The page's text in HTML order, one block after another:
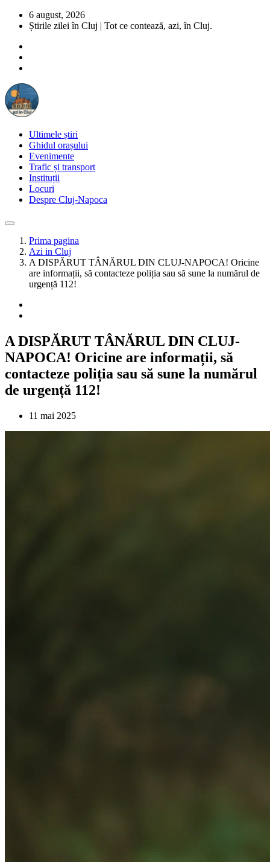
6 august, 2026
Știrile zilei în Cluj | Tot ce contează, azi, în Cluj.
Ultimele știri
Ghidul orașului
Evenimente
Trafic și transport
Instituții
Locuri
Despre Cluj-Napoca
Prima pagina
Azi in Cluj
A DISPĂRUT TÂNĂRUL DIN CLUJ-NAPOCA! Oricine
are informații, să contacteze poliția sau să sune la numărul de
urgență 112!
A DISPĂRUT TÂNĂRUL DIN CLUJ-
NAPOCA! Oricine are informații, să
contacteze poliția sau să sune la numărul
de urgență 112!
11 mai 2025